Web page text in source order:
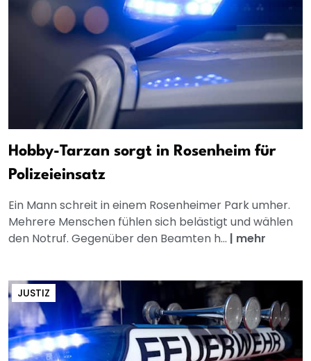
Hobby-Tarzan sorgt in Rosenheim für
Polizeieinsatz
Ein Mann schreit in einem Rosenheimer Park umher.
Mehrere Menschen fühlen sich belästigt und wählen
den Notruf. Gegenüber den Beamten h... | mehr
JUSTIZ